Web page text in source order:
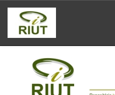
Skip
navigation